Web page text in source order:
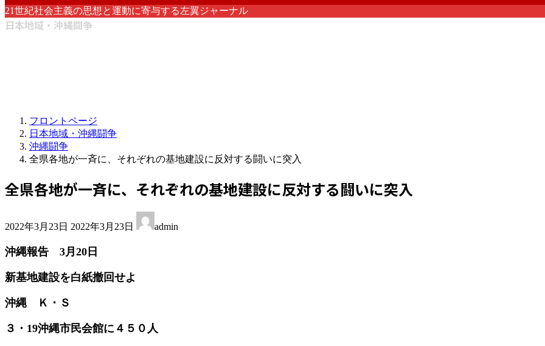
21世紀社会主義の思想と運動に寄与する左翼ジャーナル
日本地域・沖縄闘争
フロントページ
日本地域・沖縄闘争
沖縄闘争
全県各地が一斉に、それぞれの基地建設に反対する闘いに突入
全県各地が一斉に、それぞれの基地建設に反対する闘いに突入
2022年3月23日 終
新
時
2022年3月23日 admin
沖縄報告 3月20日
新基地建設を白紙撤回せよ
沖縄 Ｋ・Ｓ
３・19沖縄市民会館に４５０人